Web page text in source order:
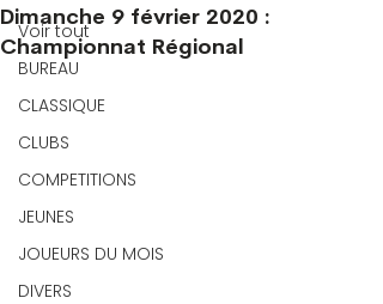
Voir tout
BUREAU
CLASSIQUE
CLUBS
COMPETITIONS
JEUNES
JOUEURS DU MOIS
DIVERS
Dimanche 9 février 2020 :
Championnat Régional